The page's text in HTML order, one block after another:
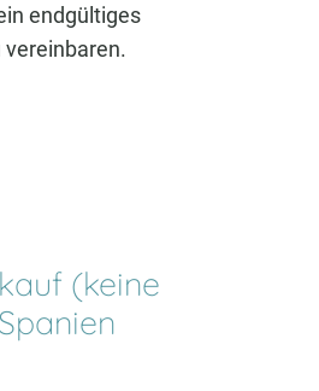
endgültiges
(keine